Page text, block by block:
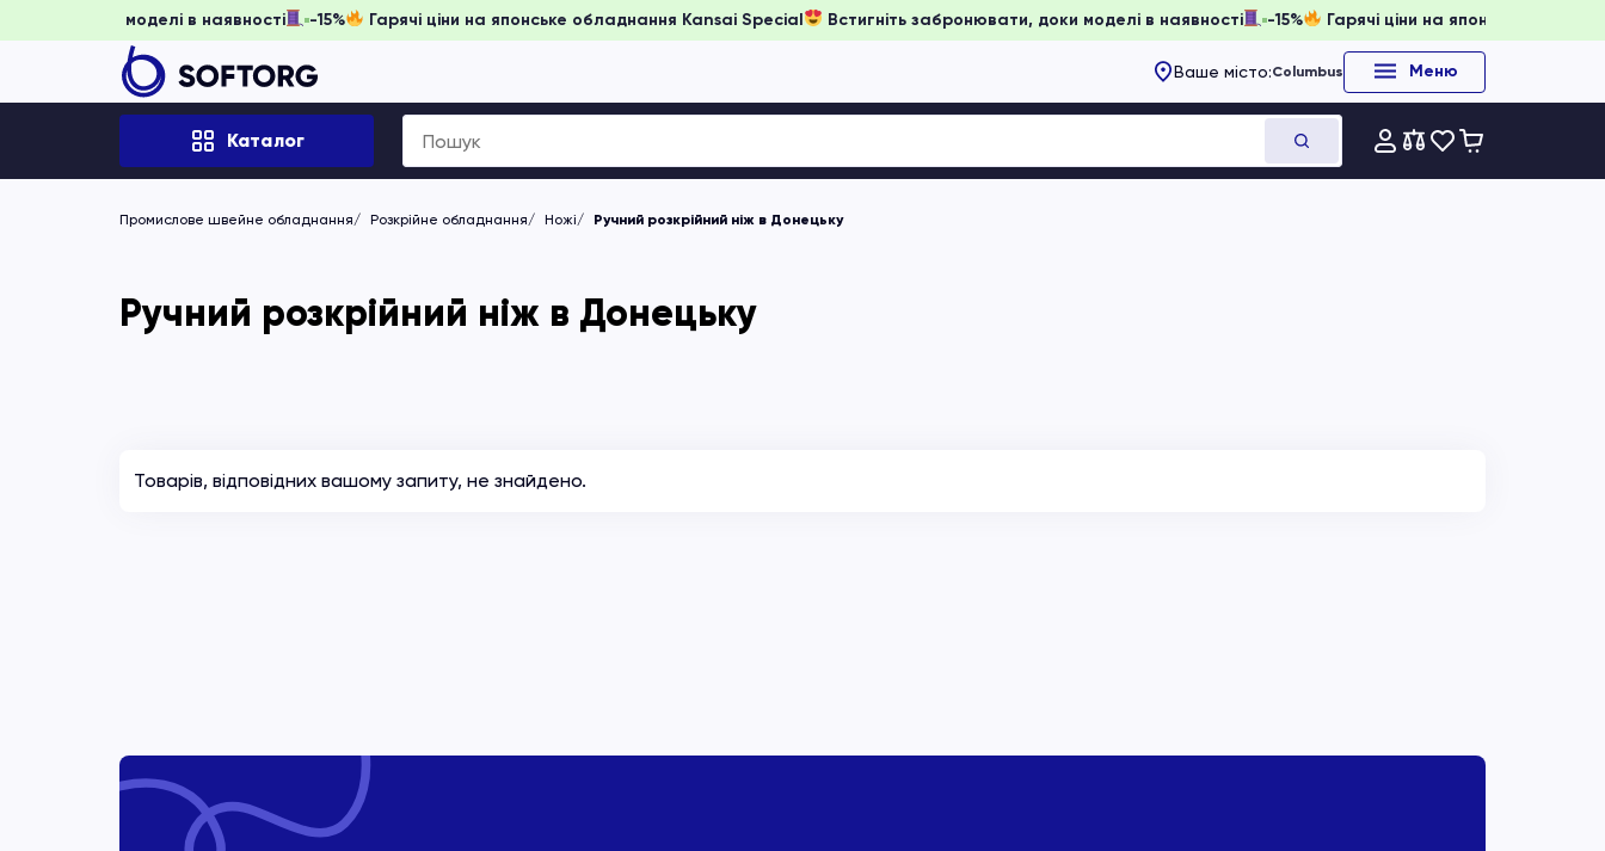
забронювати, доки моделі в наявності -15% Гарячі ціни на японське обладнання Kansai Special Встигніть забронювати, доки моделі в наявності -15% Гарячі ціни на японське
Ваше місто:Columbus Меню
Каталог
Search
for:
Промислове швейне обладнання Розкрійне обладнання Ножі Ручний розкрійний ніж в Донецьку
Ручний розкрійний ніж в Донецьку
Товарів, відповідних вашому запиту, не знайдено.